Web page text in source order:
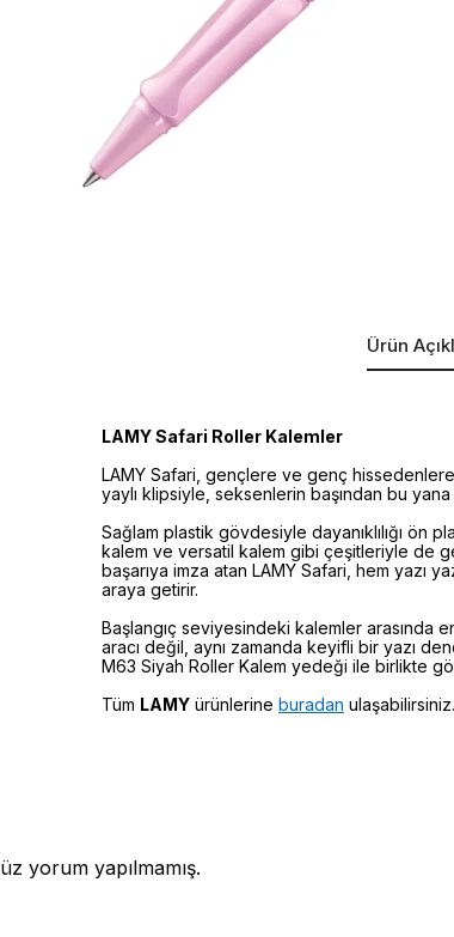
Ürün
LAMY Safari Roller Kalemler
LAMY Safari, gençlere ve genç
yaylı klipsiyle, seksenlerin başından bu
Sağlam plastik gövdesiyle dayanıklılığı ön
kalem ve versatil kalem gibi çeşitleriyle de
başarıya imza atan LAMY Safari, hem yazı
araya getirir.
Başlangıç seviyesindeki kalemler arasında
aracı değil, aynı zamanda keyifli bir yazı
M63 Siyah Roller Kalem yedeği ile birlikte
Tüm LAMY ürünlerine buradan ulaşabilirsiniz.
yorum yapılmamış.